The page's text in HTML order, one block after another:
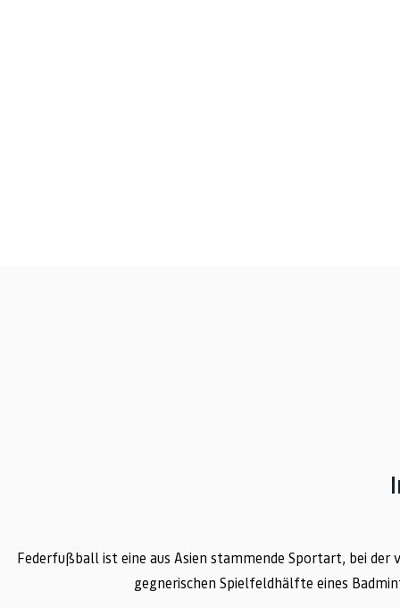
Federfußball ist eine aus Asien stammende Sportart, bei
gegnerischen Spielfeldhälfte eines